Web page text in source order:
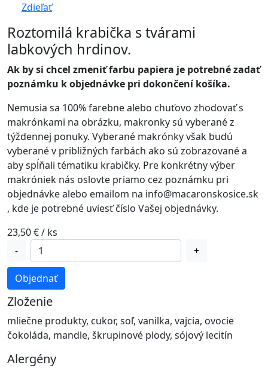
Zdieľať
Roztomilá krabička s tvárami
labkových hrdinov.
Ak by si chcel zmeniť farbu papiera je potrebné zadať
poznámku k objednávke pri dokončení košíka.
Nemusia sa 100% farebne alebo chuťovo zhodovať s
makrónkami na obrázku, makronky sú vyberané z
týždennej ponuky. Vyberané makrónky však budú
vyberané v približných farbách ako sú zobrazované a
aby spĺňali tématiku krabičky. Pre konkrétny výber
makróniek nás oslovte priamo cez poznámku pri
objednávke alebo emailom na info@macaronskosice.sk
, kde je potrebné uviesť číslo Vašej objednávky.
23,50€/ ks
-
množstvo
9ks
krabička
labky
+
Objednať
Zloženie
mliečne produkty, cukor, soľ, vanilka, vajcia, ovocie
čokoláda, mandle, škrupinové plody, sójový lecitín
Alergény